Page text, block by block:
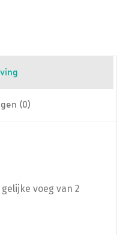
(0)
voeg van 2